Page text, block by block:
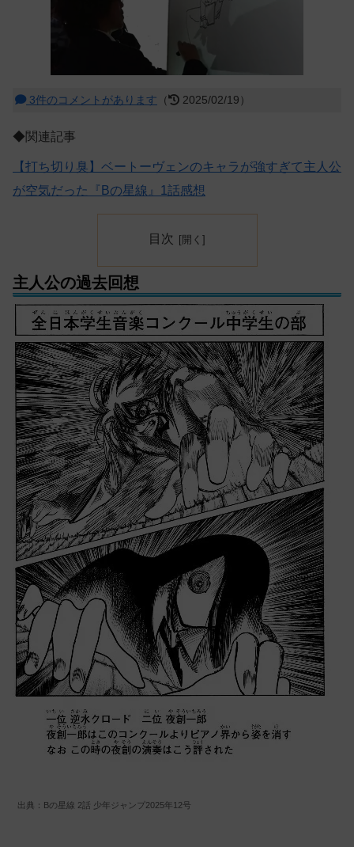
3件のコメントがあります （ 2025/02/19）
◆関連記事
【打ち切り臭】ベートーヴェンのキャラが強すぎて主人公
が空気だった『Bの星線』1話感想
目次
主人公の過去回想
出典：Bの星線 2話 少年ジャンプ2025年12号